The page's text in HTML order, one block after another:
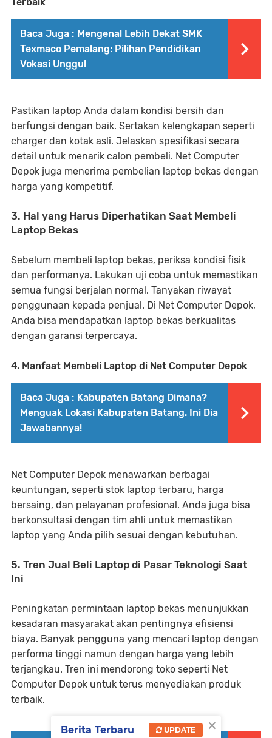
Baca Juga : Mengenal Lebih Dekat SMK
Texmaco Pemalang: Pilihan Pendidikan
Vokasi Unggul
Pastikan laptop Anda dalam kondisi bersih dan
berfungsi dengan baik. Sertakan kelengkapan seperti
charger dan kotak asli. Jelaskan spesifikasi secara
detail untuk menarik calon pembeli. Net Computer
Depok juga menerima pembelian laptop bekas dengan
harga yang kompetitif.
3. Hal yang Harus Diperhatikan Saat Membeli
Laptop Bekas
Sebelum membeli laptop bekas, periksa kondisi fisik
dan performanya. Lakukan uji coba untuk memastikan
semua fungsi berjalan normal. Tanyakan riwayat
penggunaan kepada penjual. Di Net Computer Depok,
Anda bisa mendapatkan laptop bekas berkualitas
dengan garansi terpercaya.
4. Manfaat Membeli Laptop di Net Computer Depok
Baca Juga : Kabupaten Batang Dimana?
Menguak Lokasi Kabupaten Batang. Ini Dia
Jawabannya!
Net Computer Depok menawarkan berbagai
keuntungan, seperti stok laptop terbaru, harga
bersaing, dan pelayanan profesional. Anda juga bisa
berkonsultasi dengan tim ahli untuk memastikan
laptop yang Anda pilih sesuai dengan kebutuhan.
5. Tren Jual Beli Laptop di Pasar Teknologi Saat
Ini
Peningkatan permintaan laptop bekas menunjukkan
kesadaran masyarakat akan pentingnya efisiensi
biaya. Banyak pengguna yang mencari laptop dengan
performa tinggi namun dengan harga yang lebih
terjangkau. Tren ini mendorong toko seperti Net
Computer Depok untuk terus menyediakan produk
terbaik.
×
Berita Terbaru UPDATE